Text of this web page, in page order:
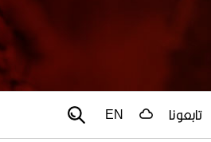
تابعونا EN